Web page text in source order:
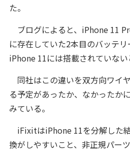
た。
ブログによると、iPhone 11
に存在していた2本目のバッテリ
iPhone 11には搭載されていない
同社はこの違いを双方向ワイ
る予定があったか、なかったか
みている。
iFixitはiPhone 11を分解した
換がしやすいこと、非正規パー